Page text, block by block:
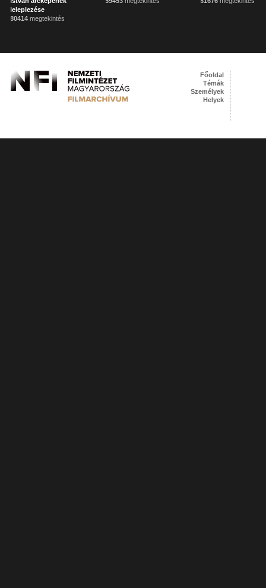
leleplezése
80414 megtekintés
Főoldal
Témák
Személyek
Helyek